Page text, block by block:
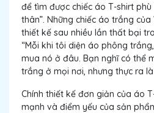
để tìm được chiếc áo T-shirt
thân”. Những chiếc áo trắng
thiết kế sau nhiều lần thất bại
“Mỗi khi tôi diện áo phông
mua nó ở đâu. Bạn nghĩ có thể
trắng ở mọi nơi, nhưng thực ra
Chính thiết kế đơn giản của áo
mạnh và điểm yếu của sản